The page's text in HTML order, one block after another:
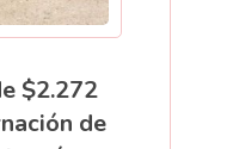
$2.272
de